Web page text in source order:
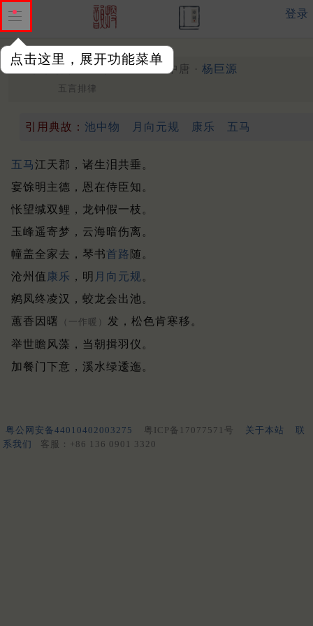
点击这里，展开功能菜单
登录
怀德抒情寄上信州座主 中唐 · 杨巨源
五言排律
引用典故： 池中物 月向元规 康乐 五马
五马江天郡，诸生泪共垂。
宴馀明主德，恩在侍臣知。
怅望缄双鲤，龙钟假一枝。
玉峰遥寄梦，云海暗伤离。
幢盖全家去，琴书首路 随。
沧州值 康乐 ，明 月向元规。
鹓凤终凌汉，蛟龙会出池。
蕙香因曙
（一作暖） 发，松色肯寒移。
举世瞻风藻，当朝揖羽仪。
加餐门下意，溪水绿逶迤。
粤公网安备44010402003275 粤ICP备17077571号 关于本站
联
系我们
客服：+86 136 0901 3320